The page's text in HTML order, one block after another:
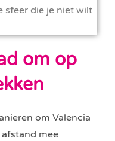
sfeer die je niet wilt
om op
om Valencia
mee